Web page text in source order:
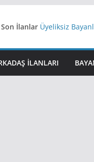
Son İlanlar Üyeliksiz
Ağrıli Suriyeli
İstanbul
ILANLARI